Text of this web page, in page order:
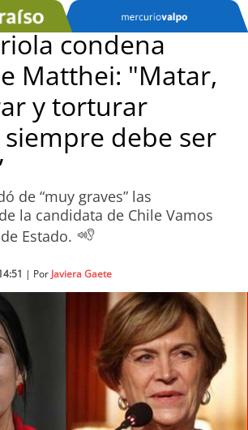
condena
Matthei: "Matar,
y torturar
debe ser
de “muy graves” las
la candidata de Chile Vamos
Estado.
| Por Javiera Gaete